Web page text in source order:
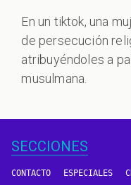
En un tiktok, una
de persecución
atribuyéndoles a
musulmana.
SECCIONES
CONTACTO ESPECIALES